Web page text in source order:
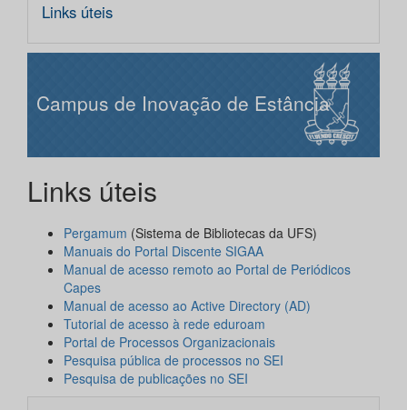
Links úteis
Campus de Inovação de Estância
Links úteis
Pergamum (Sistema de Bibliotecas da UFS)
Manuais do Portal Discente SIGAA
Manual de acesso remoto ao Portal de Periódicos
Capes
Manual de acesso ao Active Directory (AD)
Tutorial de acesso à rede eduroam
Portal de Processos Organizacionais
Pesquisa pública de processos no SEI
Pesquisa de publicações no SEI